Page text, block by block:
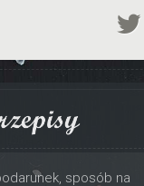
sposób na